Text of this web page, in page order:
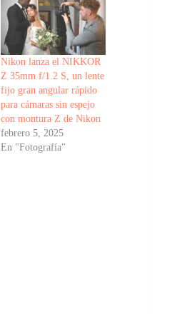
Nikon lanza el NIKKOR
Z 35mm f/1.2 S, un lente
fijo gran angular rápido
para cámaras sin espejo
con montura Z de Nikon
febrero 5, 2025
En "Fotografía"